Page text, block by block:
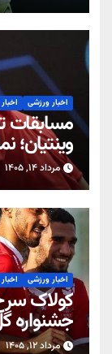
اخبار ورزشی
مسابقات
وینتیان؛
مرداد ۱۴, ۱۴۰۵
اخبار ورزشی
کولاک سرخ
جشنواره
مرداد ۱۲, ۱۴۰۵